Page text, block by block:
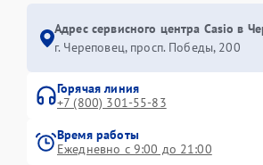
Адрес сервисного центра Casio в
г. Череповец, просп. Победы, 200
Горячая линия
+7 (800) 301-55-83
Время работы
Ежедневно с 9:00 до 21:00